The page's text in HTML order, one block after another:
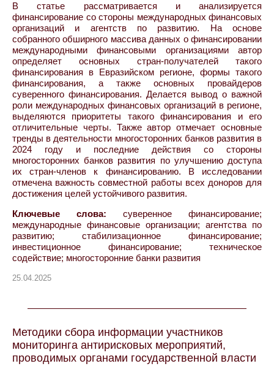
В статье рассматривается и анализируется
финансирование со стороны международных финансовых
организаций и агентств по развитию. На основе
собранного обширного массива данных о финансировании
международными финансовыми организациями автор
определяет основных стран-получателей такого
финансирования в Евразийском регионе, формы такого
финансирования, а также основных провайдеров
суверенного финансирования. Делается вывод о важной
роли международных финансовых организаций в регионе,
выделяются приоритеты такого финансирования и его
отличительные черты. Также автор отмечает основные
тренды в деятельности многосторонних банков развития в
2024 году и последние действия со стороны
многосторонних банков развития по улучшению доступа
их стран-членов к финансированию. В исследовании
отмечена важность совместной работы всех доноров для
достижения целей устойчивого развития.
Ключевые слова: суверенное финансирование;
международные финансовые организации; агентства по
развитию; стабилизационное финансирование;
инвестиционное финансирование; техническое
содействие; многосторонние банки развития
25.04.2025
Методики сбора информации участников
мониторинга антирисковых мероприятий,
проводимых органами государственной власти